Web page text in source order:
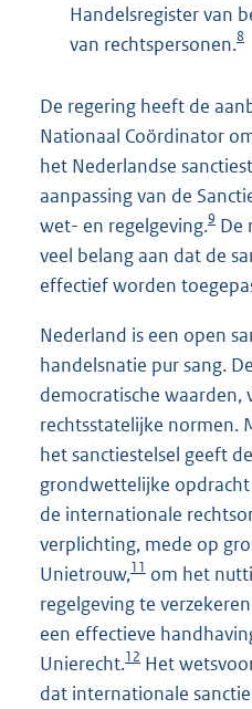
Handelsregister van
van rechtspersonen.8
De regering heeft de
Nationaal Coördinator
het Nederlandse
aanpassing van de
wet- en regelgeving.9 De
veel belang aan dat de
effectief worden
Nederland is een open
handelsnatie pur sang.
democratische waarden,
rechtsstatelijke normen.
het sanctiestelsel geeft
grondwettelijke
de internationale
verplichting, mede op
Unietrouw,11 om het
regelgeving te
een effectieve
Unierecht.12 Het
dat internationale